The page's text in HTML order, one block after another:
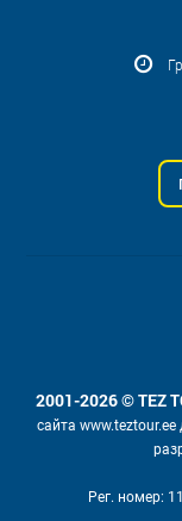
2001-2026 © TEZ
сайта
Рег. номер: